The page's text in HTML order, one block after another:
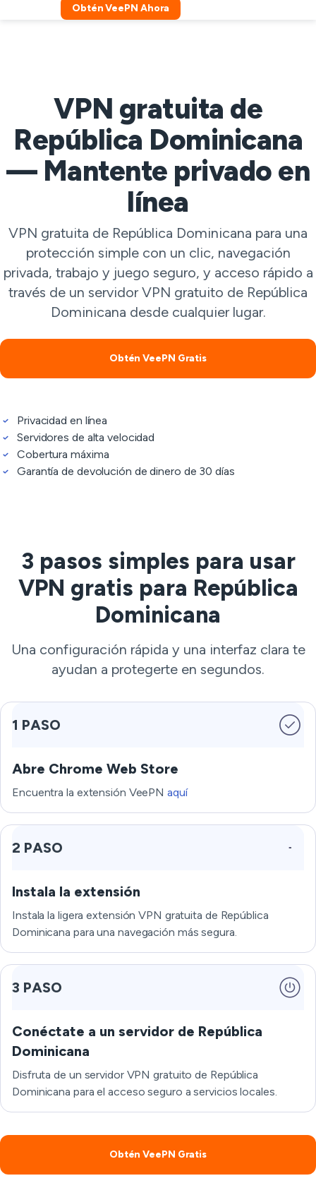
Obtén VeePN Ahora
VPN gratuita de
República Dominicana
— Mantente privado en
línea
VPN gratuita de República Dominicana para una
protección simple con un clic, navegación
privada, trabajo y juego seguro, y acceso rápido a
través de un servidor VPN gratuito de República
Dominicana desde cualquier lugar.
Obtén VeePN Gratis
Privacidad en línea
Servidores de alta velocidad
Cobertura máxima
Garantía de devolución de dinero de 30 días
3 pasos simples para usar
VPN gratis para República
Dominicana
Una configuración rápida y una interfaz clara te
ayudan a protegerte en segundos.
1 PASO
Abre Chrome Web Store
Encuentra la extensión VeePNaquí
2 PASO
Instala la extensión
Instala la ligera extensión VPN gratuita de República
Dominicana para una navegación más segura.
3 PASO
Conéctate a un servidor de República
Dominicana
Disfruta de un servidor VPN gratuito de República
Dominicana para el acceso seguro a servicios locales.
Obtén VeePN Gratis